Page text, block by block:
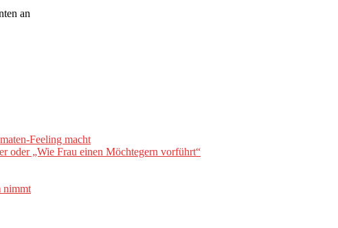
an
Feeling macht
oder „Wie Frau einen Möchtegern vorführt“
nimmt